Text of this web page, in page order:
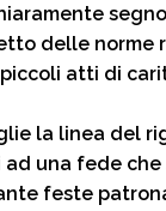
delle
atti di
la linea del
una fede
feste